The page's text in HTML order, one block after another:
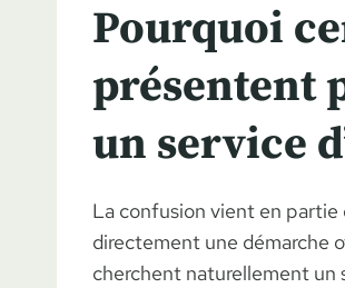
Pourquoi
présentent
un service
La confusion vient en
directement une démarche
cherchent naturellement un